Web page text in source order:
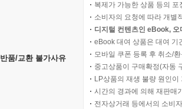
반품/교환 불가사유
복제가 가능한 상품 등의
소비자의 요청에 따라 개별
디지털 컨텐츠인 eBook,
eBook 대여 상품은 대여 기
모바일 쿠폰 등록 후 취소/
중고상품이 구매확정(자동
LP상품의 재생 불량 원인
시간의 경과에 의해 재판매
전자상거래 등에서의 소비